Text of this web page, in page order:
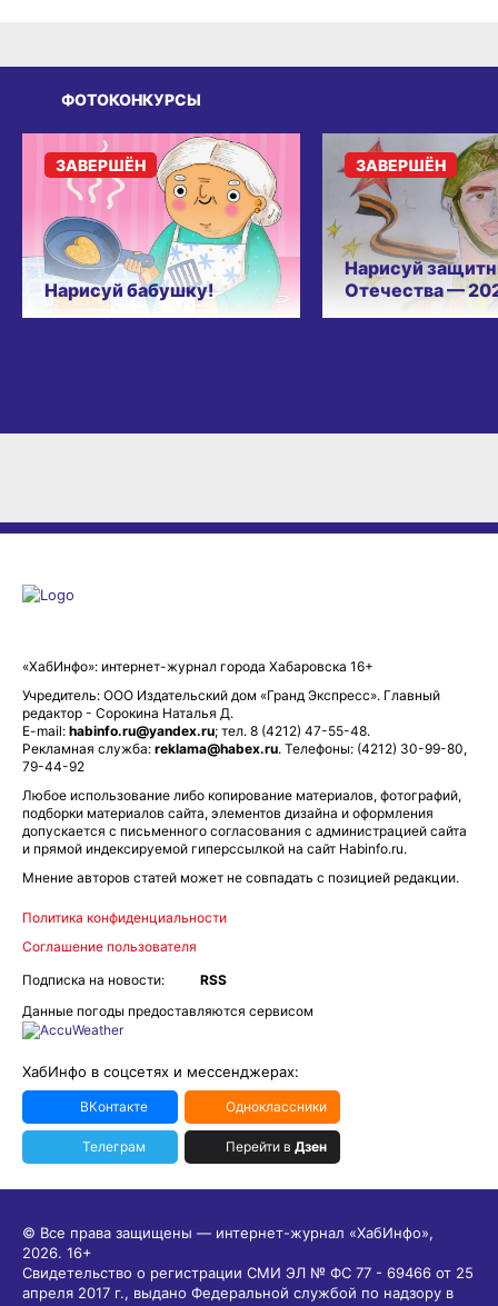
ФОТОКОНКУРСЫ
Нарисуй бабушку!
ЗАВЕРШЁН
Нарисуй
Отечества —
ЗАВЕРШЁН
«ХабИнфо»: интернет-журнал города Хабаровска 16+
Учредитель: ООО Издательский дом «Гранд Экспресс». Главный
редактор - Сорокина Наталья Д.
E-mail: habinfo.ru@yandex.ru; тел. 8 (4212) 47-55-48.
Рекламная служба: reklama@habex.ru. Телефоны: (4212) 30-99-80,
79-44-92
Любое использование либо копирование материалов, фотографий,
подборки материалов сайта, элементов дизайна и оформления
допускается с письменного согласования с администрацией сайта
и прямой индексируемой гиперссылкой на сайт Habinfo.ru.
Мнение авторов статей может не совпадать с позицией редакции.
Политика конфиденциальности
Соглашение пользователя
Подписка на новости:
RSS
Данные погоды предоставляются сервисом
ХабИнфо в соцсетях и мессенджерах:
ВКонтакте Одноклассники
Телеграм Перейти в Дзен
© Все права защищены — интернет-журнал «ХабИнфо»,
2026. 16+
Свидетельство о регистрации СМИ ЭЛ № ФС 77 - 69466 от 25
апреля 2017 г., выдано Федеральной службой по надзору в